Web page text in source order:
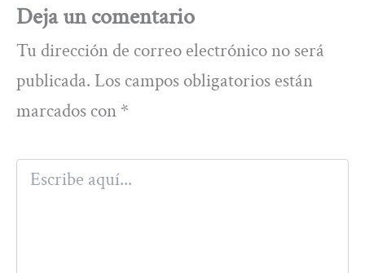
Deja un comentario
Tu dirección de correo electrónico no será
publicada. Los campos obligatorios están
marcados con *
Escribe
aquí...